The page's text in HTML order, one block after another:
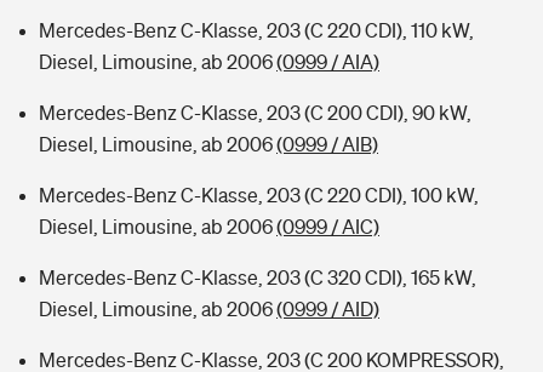
Mercedes-Benz C-Klasse, 203 (C 220 CDI), 110 kW,
Diesel, Limousine, ab 2006(0999 / AIA)
Mercedes-Benz C-Klasse, 203 (C 200 CDI), 90 kW,
Diesel, Limousine, ab 2006(0999 / AIB)
Mercedes-Benz C-Klasse, 203 (C 220 CDI), 100 kW,
Diesel, Limousine, ab 2006(0999 / AIC)
Mercedes-Benz C-Klasse, 203 (C 320 CDI), 165 kW,
Diesel, Limousine, ab 2006(0999 / AID)
Mercedes-Benz C-Klasse, 203 (C 200 KOMPRESSOR),